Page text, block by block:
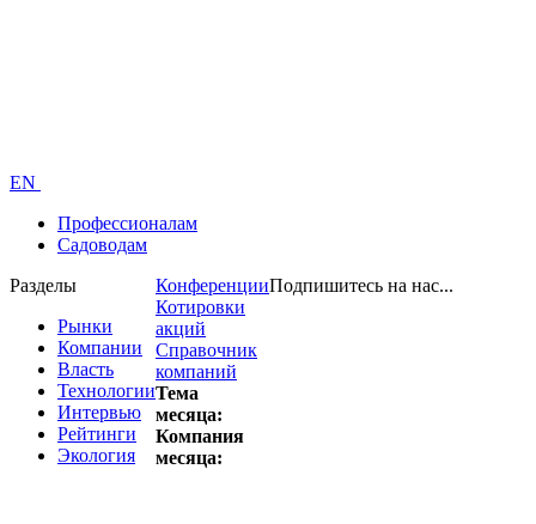
EN
Профессионалам
Садоводам
Разделы
Рынки
Компании
Власть
Технологии
Интервью
Рейтинги
Экология
Конференции
Котировки
акций
Справочник
компаний
Тема
месяца:
Компания
месяца:
Подпишитесь на нас...